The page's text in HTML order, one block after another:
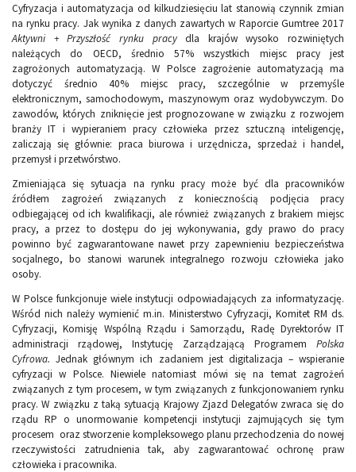
Cyfryzacja i automatyzacja od kilkudziesięciu lat stanowią czynnik zmian
na rynku pracy. Jak wynika z danych zawartych w Raporcie Gumtree 2017
Aktywni + Przyszłość rynku pracydla krajów wysoko rozwiniętych
należących do OECD, średnio 57% wszystkich miejsc pracy jest
zagrożonych automatyzacją. W Polsce zagrożenie automatyzacją ma
dotyczyć średnio 40% miejsc pracy, szczególnie w przemyśle
elektronicznym, samochodowym, maszynowym oraz wydobywczym. Do
zawodów, których zniknięcie jest prognozowane w związku z rozwojem
branży IT i wypieraniem pracy człowieka przez sztuczną inteligencję,
zaliczają się głównie: praca biurowa i urzędnicza, sprzedaż i handel,
przemysł i przetwórstwo.
Zmieniająca się sytuacja na rynku pracy może być dla pracowników
źródłem zagrożeń związanych z koniecznością podjęcia pracy
odbiegającej od ich kwalifikacji, ale również związanych z brakiem miejsc
pracy, a przez to dostępu do jej wykonywania, gdy prawo do pracy
powinno być zagwarantowane nawet przy zapewnieniu bezpieczeństwa
socjalnego, bo stanowi warunek integralnego rozwoju człowieka jako
osoby.
W Polsce funkcjonuje wiele instytucji odpowiadających za informatyzację.
Wśród nich należy wymienić m.in. Ministerstwo Cyfryzacji, Komitet RM ds.
Cyfryzacji, Komisję Wspólną Rządu i Samorządu, Radę Dyrektorów IT
administracji rządowej, Instytucję Zarządzającą Programem Polska
Cyfrowa.Jednak głównym ich zadaniem jest digitalizacja – wspieranie
cyfryzacji w Polsce. Niewiele natomiast mówi się na temat zagrożeń
związanych z tym procesem, w tym związanych z funkcjonowaniem rynku
pracy. W związku z taką sytuacją Krajowy Zjazd Delegatów zwraca się do
rządu RP o unormowanie kompetencji instytucji zajmujących się tym
procesem oraz stworzenie kompleksowego planu przechodzenia do nowej
rzeczywistości zatrudnienia tak, aby zagwarantować ochronę praw
człowieka i pracownika.